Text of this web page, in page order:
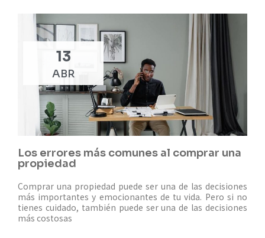
Los errores más comunes al comprar una
propiedad
13
ABR
Comprar una propiedad puede ser una de las decisiones
más importantes y emocionantes de tu vida. Pero si no
tienes cuidado, también puede ser una de las decisiones
más costosas